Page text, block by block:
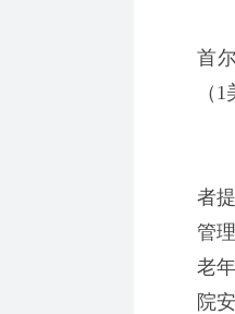
近
首
（
在
者
管
老
院